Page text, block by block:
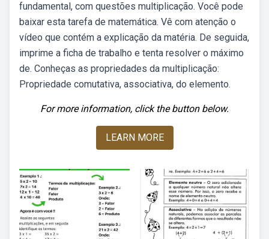
fundamental, com questões multiplicação. Você pode
baixar esta tarefa de matemática. Vê com atenção o
vídeo que contém a explicação da matéria. De seguida,
imprime a ficha de trabalho e tenta resolver o máximo
de. Conheças as propriedades da multiplicação:
Propriedade comutativa, associativa, do elemento.
For more information, click the button below.
LEARN MORE